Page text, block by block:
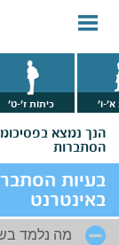
א'-ו' כיתות ז'-ט'
הנך נמצא
הסתברות
בעיות
באינטרנט
מה נלמד